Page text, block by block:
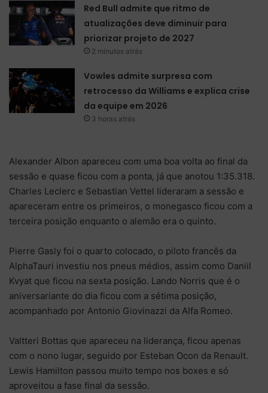
Red Bull admite que ritmo de
atualizações deve diminuir para
priorizar projeto de 2027
2 minutos atrás
Vowles admite surpresa com
retrocesso da Williams e explica crise
da equipe em 2026
3 horas atrás
Alexander Albon apareceu com uma boa volta ao final da
sessão e quase ficou com a ponta, já que anotou 1:35.318.
Charles Leclerc e Sebastian Vettel lideraram a sessão e
apareceram entre os primeiros, o monegasco ficou com a
terceira posição enquanto o alemão era o quinto.
Pierre Gasly foi o quarto colocado, o piloto francês da
AlphaTauri investiu nos pneus médios, assim como Daniil
Kvyat que ficou na sexta posição. Lando Norris que é o
aniversariante do dia ficou com a sétima posição,
acompanhado por Antonio Giovinazzi da Alfa Romeo.
Valtteri Bottas que apareceu na liderança, ficou apenas
com o nono lugar, seguido por Esteban Ocon da Renault.
Lewis Hamilton passou muito tempo nos boxes e só
aproveitou a fase final da sessão.